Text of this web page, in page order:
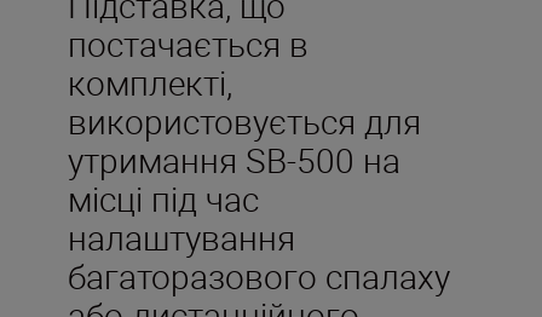
постачається в
комплекті,
використовується для
утримання SB-500 на
місці під час
налаштування
багаторазового спалаху